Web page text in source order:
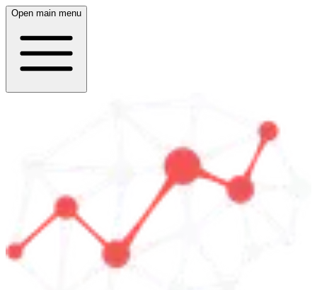
Open main menu